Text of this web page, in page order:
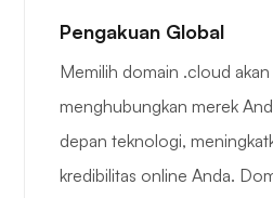
Pengakuan Global
Memilih domain .cloud
menghubungkan merek
depan teknologi,
kredibilitas online Anda.